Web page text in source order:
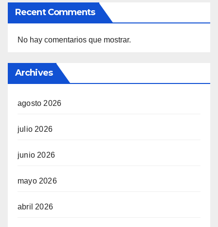
Recent Comments
No hay comentarios que mostrar.
Archives
agosto 2026
julio 2026
junio 2026
mayo 2026
abril 2026